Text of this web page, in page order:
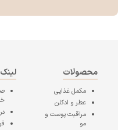
محصولات
مکمل غذایی
عطر و ادکلن
مراقبت پوست و
مو